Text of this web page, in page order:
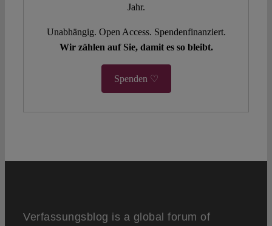
Jahr.
Unabhängig. Open Access. Spendenfinanziert.
Wir zählen auf Sie, damit es so bleibt.
Spenden ♡
Verfassungsblog is a global forum of